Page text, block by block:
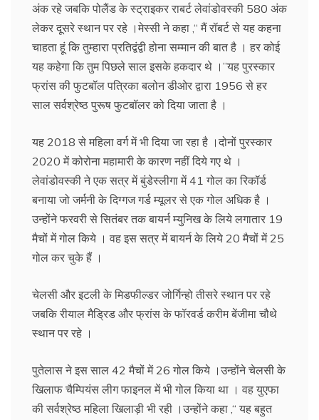
अंक रहे जबकि पोलैंड के स्ट्राइकर राबर्ट लेवांडोवस्की 580 अंक
लेकर दूसरे स्थान पर रहे ।मेस्सी ने कहा ,‘‘ मैं रॉबर्ट से यह कहना
चाहता हूं कि तुम्हारा प्रतिद्वंद्वी होना सम्मान की बात है । हर कोई
यह कहेगा कि तुम पिछले साल इसके हकदार थे ।’’यह पुरस्कार
फ्रांस की फुटबॉल पत्रिका बलोन डीओर द्वारा 1956 से हर
साल सर्वश्रेष्ठ पुरूष फुटबॉलर को दिया जाता है ।
यह 2018 से महिला वर्ग में भी दिया जा रहा है ।दोनों पुरस्कार
2020 में कोरोना महामारी के कारण नहीं दिये गए थे ।
लेवांडोवस्की ने एक सत्र में बुंडेस्लीगा में 41 गोल का रिकॉर्ड
बनाया जो जर्मनी के दिग्गज गर्ड म्यूलर से एक गोल अधिक है ।
उन्होंने फरवरी से सितंबर तक बायर्न म्युनिख के लिये लगातार 19
मैचों में गोल किये । वह इस सत्र में बायर्न के लिये 20 मैचों में 25
गोल कर चुके हैं ।
चेलसी और इटली के मिडफील्डर जोर्गिन्हो तीसरे स्थान पर रहे
जबकि रीयाल मैड्रिड और फ्रांस के फॉरवर्ड करीम बेंजीमा चौथे
स्थान पर रहे ।
पुतेलास ने इस साल 42 मैचों में 26 गोल किये ।उन्होंने चेलसी के
खिलाफ चैम्पियंस लीग फाइनल में भी गोल किया था । वह युएफा
की सर्वश्रेष्ठ महिला खिलाड़ी भी रही ।उन्होंने कहा ,‘‘ यह बहुत